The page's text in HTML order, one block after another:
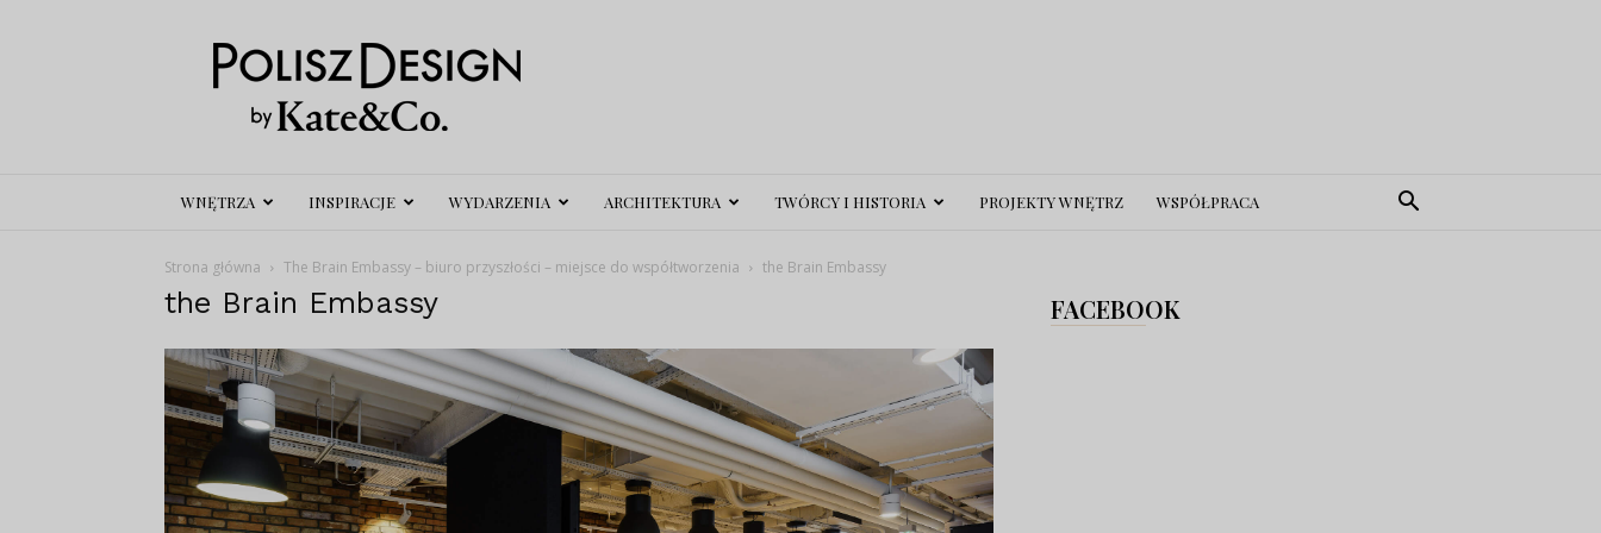
Polisz
Design
WNĘTRZA INSPIRACJE WYDARZENIA ARCHITEKTURA TWÓRCY I HISTORIA PROJEKTY WNĘTRZ WSPÓŁPRACA
Strona główna The Brain Embassy – biuro przyszłości – miejsce do współtworzenia the Brain Embassy
the Brain Embassy FACEBOOK